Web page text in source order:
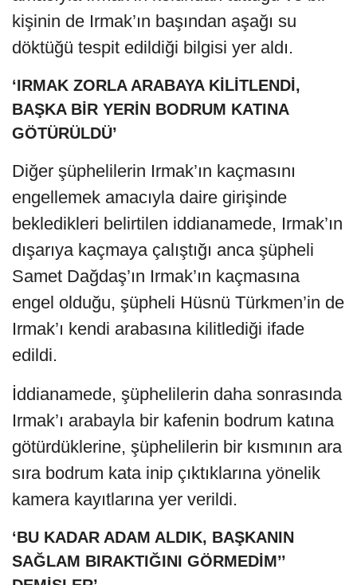
kişinin de Irmak’ın başından aşağı su
döktüğü tespit edildiği bilgisi yer aldı.
‘IRMAK ZORLA ARABAYA KİLİTLENDİ,
BAŞKA BİR YERİN BODRUM KATINA
GÖTÜRÜLDÜ’
Diğer şüphelilerin Irmak’ın kaçmasını
engellemek amacıyla daire girişinde
bekledikleri belirtilen iddianamede, Irmak’ın
dışarıya kaçmaya çalıştığı anca şüpheli
Samet Dağdaş’ın Irmak’ın kaçmasına
engel olduğu, şüpheli Hüsnü Türkmen’in de
Irmak’ı kendi arabasına kilitlediği ifade
edildi.
İddianamede, şüphelilerin daha sonrasında
Irmak’ı arabayla bir kafenin bodrum katına
götürdüklerine, şüphelilerin bir kısmının ara
sıra bodrum kata inip çıktıklarına yönelik
kamera kayıtlarına yer verildi.
‘BU KADAR ADAM ALDIK, BAŞKANIN
SAĞLAM BIRAKTIĞINI GÖRMEDİM’’